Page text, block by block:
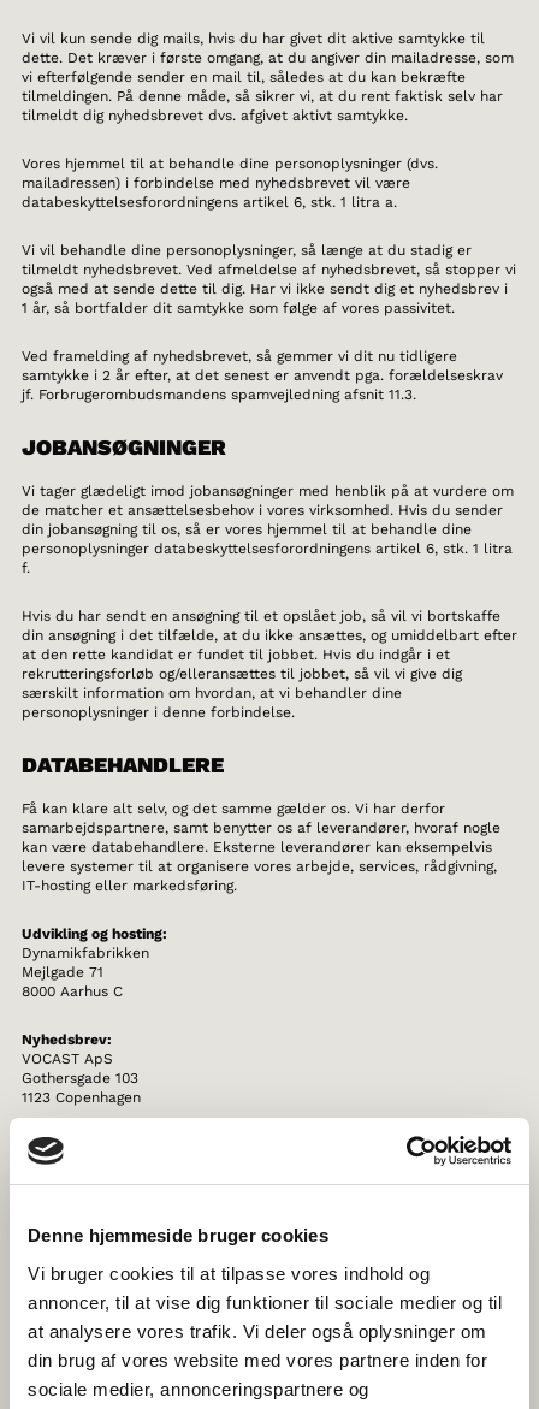
Denne hjemmeside bruger cookies
Vi bruger cookies til at tilpasse vores indhold og
annoncer, til at vise dig funktioner til sociale medier og til
at analysere vores trafik. Vi deler også oplysninger om
din brug af vores website med vores partnere inden for
sociale medier, annonceringspartnere og
Vi vil kun sende dig mails, hvis du har givet dit aktive samtykke til
dette. Det kræver i første omgang, at du angiver din mailadresse, som
vi efterfølgende sender en mail til, således at du kan bekræfte
tilmeldingen. På denne måde, så sikrer vi, at du rent faktisk selv har
tilmeldt dig nyhedsbrevet dvs. afgivet aktivt samtykke.
Vores hjemmel til at behandle dine personoplysninger (dvs.
mailadressen) i forbindelse med nyhedsbrevet vil være
databeskyttelsesforordningens artikel 6, stk. 1 litra a.
Vi vil behandle dine personoplysninger, så længe at du stadig er
tilmeldt nyhedsbrevet. Ved afmeldelse af nyhedsbrevet, så stopper vi
også med at sende dette til dig. Har vi ikke sendt dig et nyhedsbrev i
1 år, så bortfalder dit samtykke som følge af vores passivitet.
Ved framelding af nyhedsbrevet, så gemmer vi dit nu tidligere
samtykke i 2 år efter, at det senest er anvendt pga. forældelseskrav
jf. Forbrugerombudsmandens spamvejledning afsnit 11.3.
JOBANSØGNINGER
Vi tager glædeligt imod jobansøgninger med henblik på at vurdere om
de matcher et ansættelsesbehov i vores virksomhed. Hvis du sender
din jobansøgning til os, så er vores hjemmel til at behandle dine
personoplysninger databeskyttelsesforordningens artikel 6, stk. 1 litra
f.
Hvis du har sendt en ansøgning til et opslået job, så vil vi bortskaffe
din ansøgning i det tilfælde, at du ikke ansættes, og umiddelbart efter
at den rette kandidat er fundet til jobbet. Hvis du indgår i et
rekrutteringsforløb og/elleransættes til jobbet, så vil vi give dig
særskilt information om hvordan, at vi behandler dine
personoplysninger i denne forbindelse.
DATABEHANDLERE
Få kan klare alt selv, og det samme gælder os. Vi har derfor
samarbejdspartnere, samt benytter os af leverandører, hvoraf nogle
kan være databehandlere. Eksterne leverandører kan eksempelvis
levere systemer til at organisere vores arbejde, services, rådgivning,
IT-hosting eller markedsføring.
Udvikling og hosting:
Dynamikfabrikken
Mejlgade 71
8000 Aarhus C
Nyhedsbrev:
VOCAST ApS
Gothersgade 103
1123 Copenhagen
Det er vores ansvar at sikre, at dine personoplysninger behandles
ordentligt. Derfor stiller vi høje krav til vores samarbejdspartnere, og
vores partnere skal garantere, at dine personoplysninger er beskyttet.
Vi indgår derfor aftaler herom med virksomheder (databehandlere),
sikkerheden af dine personoplysninger.
VIDEREGIVELSE AF PERSONOPLYSNINGER
Vi videregiver ikke dine personoplysninger til tredjemand.